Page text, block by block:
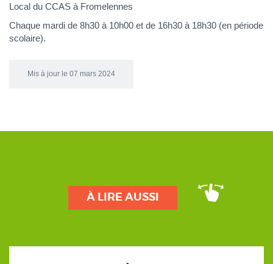
Local du CCAS à Fromelennes
Chaque mardi de 8h30 à 10h00 et de 16h30 à 18h30 (en période
scolaire).
Mis à jour le 07 mars 2024
À LIRE AUSSI